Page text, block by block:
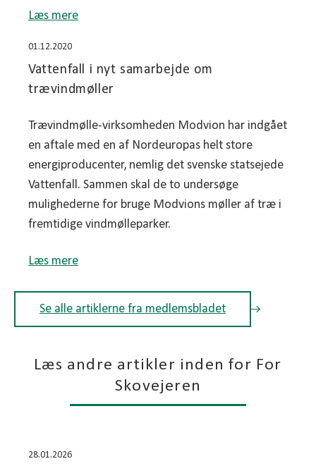
Læs mere
01.12.2020
Vattenfall i nyt samarbejde om
trævindmøller
Trævindmølle-virksomheden Modvion har indgået
en aftale med en af Nordeuropas helt store
energiproducenter, nemlig det svenske statsejede
Vattenfall. Sammen skal de to undersøge
mulighederne for bruge Modvions møller af træ i
fremtidige vindmølleparker.
Læs mere
Se alle artiklerne fra medlemsbladet
Læs andre artikler inden for For
Skovejeren
28.01.2026